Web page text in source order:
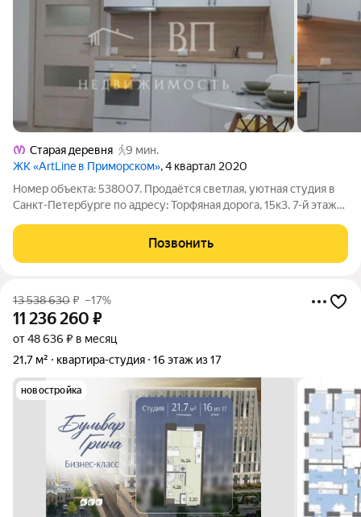
Старая деревня
9 мин.
ЖК «ArtLine в Приморском», 4 квартал 2020
Номер объекта: 538007. Продаётся светлая, уютная студия в
Санкт-Петербурге по адресу: Торфяная дорога, 15к3. 7-й этаж
евро ремонт, вся мебель и техника остаются новым
Позвонить
13 538 630₽ –17%
11 236 260 ₽
от 48 636 ₽ в месяц
21,7 м²
квартира-студия 16 этаж из 17
новостройка